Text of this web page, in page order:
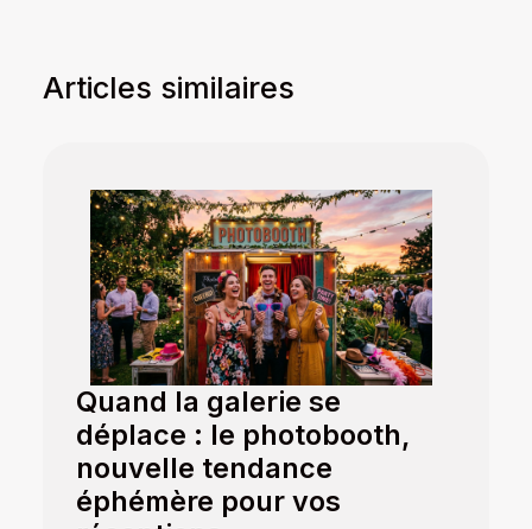
Articles similaires
Quand la galerie se
déplace : le photobooth,
nouvelle tendance
éphémère pour vos